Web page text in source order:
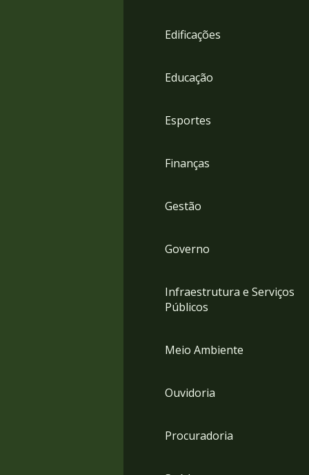
Edificações
Educação
Esportes
Finanças
Gestão
Governo
Infraestrutura e Serviços
Públicos
Meio Ambiente
Ouvidoria
Procuradoria